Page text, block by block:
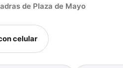
de Plaza de Mayo
celular